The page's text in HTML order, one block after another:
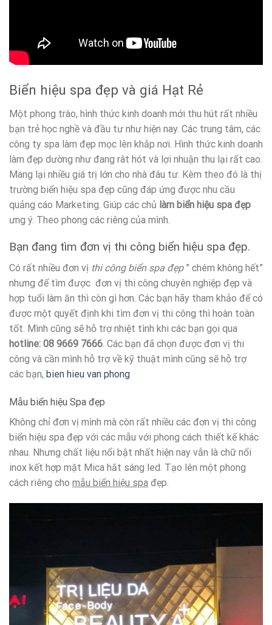
Biển hiệu spa đẹp và giá Hạt Rẻ
Một phong trào, hình thức kinh doanh mới thu hút rất nhiều
bạn trẻ học nghề và đầu tư như hiện nay. Các trung tâm, các
công ty spa làm đẹp mọc lên khắp nơi. Hình thức kinh doanh
làm đẹp dường như đang rât hót và lợi nhuận thu lại rất cao.
Mang lại nhiều giá trị lớn cho nhà đâu tư. Kèm theo đó là thị
trường biển hiệu spa đẹp cũng đáp ứng được nhu cầu
quảng cáo Marketing. Giúp các chủ làm biển hiệu spa đẹp
ưng ý. Theo phong các riêng của mình.
Bạn đang tìm đơn vị thi công biển hiệu spa đẹp.
Có rất nhiều đơn vị thi công biển spa đẹp” chém không hết”
nhưng để tìm được đơn vị thi công chuyên nghiệp đẹp và
hợp tuổi làm ăn thì còn gì hơn. Các bạn hãy tham khảo để có
được một quyết định khi tìm đơn vị thi công thì hoàn toàn
tốt. Mình cũng sẽ hỗ trợ nhiệt tình khi các bạn gọi qua
hotline: 08 9669 7666. Các bạn đã chọn được đơn vị thi
công và cần mình hỗ trợ về kỹ thuật mình cũng sẽ hỗ trợ
các bạn, bien hieu van phong
Mẫu biển hiệu Spa đẹp
Không chỉ đơn vị mình mà còn rất nhiều các đơn vị thi công
biển hiệu spa đẹp với các mẫu với phong cách thiết kế khác
nhau. Nhưng chất liệu nổi bật nhất hiện nay vẫn là chữ nổi
inox kết hợp mặt Mica hắt sáng led. Tạo lên một phong
cách riêng cho mẫu biển hiệu spa đẹp.